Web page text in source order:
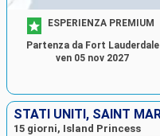
ESPERIENZA PREMIUM
Partenza da Fort Lauderdale
ven 05 nov 2027
15 giorni, Island Princess